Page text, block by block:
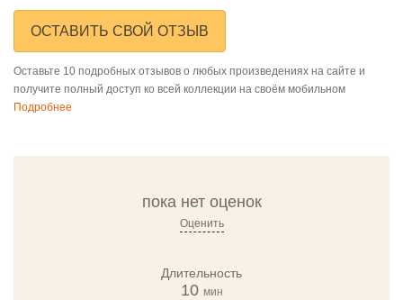
ОСТАВИТЬ СВОЙ ОТЗЫВ
Оставьте 10 подробных отзывов о любых произведениях на сайте и
получите полный доступ ко всей коллекции на своём мобильном
Подробнее
пока нет оценок
Оценить
Длительность
10 мин